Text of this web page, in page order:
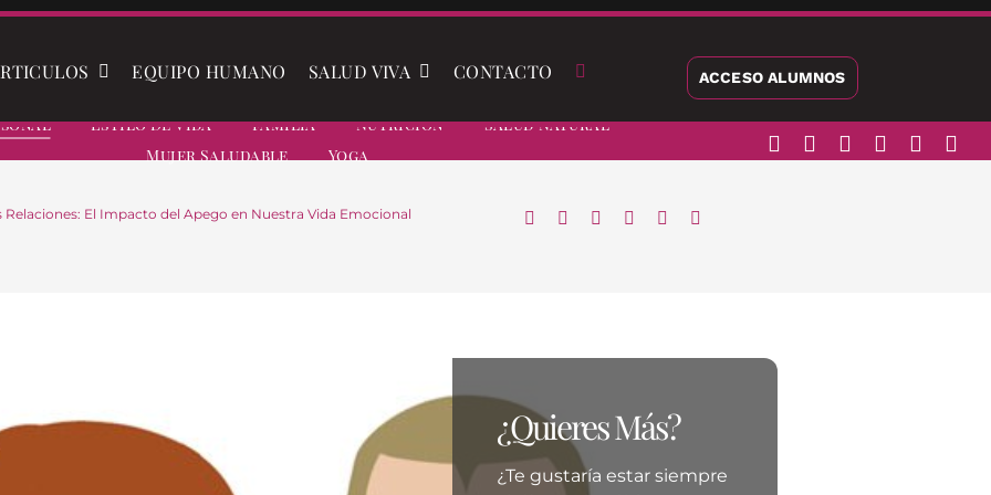
EQUIPO HUMANO SALUD VIVA CONTACTO ACCESO ALUMNOS
Estilo De Vida Familia Nutrición
Salud Natural
Mujer Saludable
Yoga
Relaciones: El Impacto del Apego en Nuestra Vida Emocional
¿Quieres Más?
¿Te gustaría estar siempre